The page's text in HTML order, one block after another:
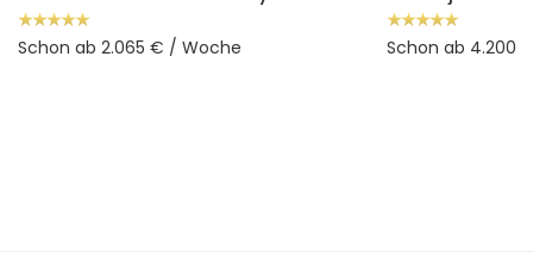
Schon ab 2.065 € / Woche Schon ab 4.200